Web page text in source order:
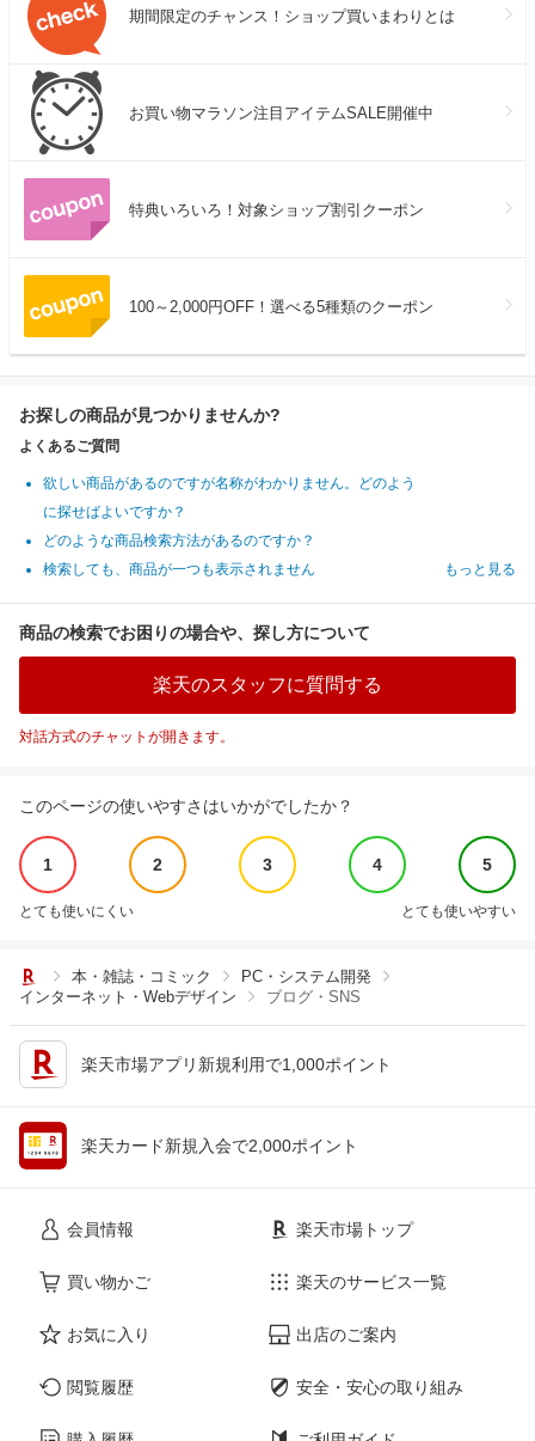
期間限定のチャンス！ショップ買いまわりとは
お買い物マラソン注目アイテムSALE開催中
特典いろいろ！対象ショップ割引クーポン
100～2,000円OFF！選べる5種類のクーポン
お探しの商品が見つかりませんか?
よくあるご質問
欲しい商品があるのですが名称がわかりません。どのよう
に探せばよいですか？
どのような商品検索方法があるのですか？
検索しても、商品が一つも表示されません
もっと見る
商品の検索でお困りの場合や、探し方について
楽天のスタッフに質問する
対話方式のチャットが開きます。
このページの使いやすさはいかがでしたか？
1 2 3 4 5
とても使いにくい とても使いやすい
本・雑誌・コミック
PC・システム開発
インターネット・Webデザイン
ブログ・SNS
楽天市場アプリ新規利用で1,000ポイント
楽天カード新規入会で2,000ポイント
会員情報
買い物かご
お気に入り
閲覧履歴
楽天市場トップ
楽天のサービス一覧
出店のご案内
安全・安心の取り組み